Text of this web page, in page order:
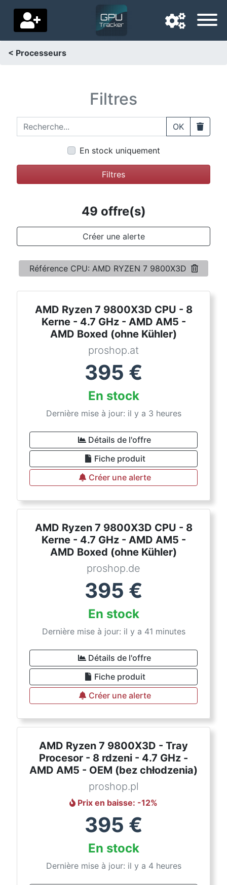
Accueil
Baisses de prix
Paramètres
Soutenez-nous
Conditions
< Processeurs
Filtres
Recherche... OK Clear
En stock uniquement
Filtres
49 offre(s)
Créer une alerte
Référence CPU: AMD RYZEN 7 9800X3D
AMD Ryzen 7 9800X3D CPU - 8
Kerne - 4.7 GHz - AMD AM5 -
AMD Boxed (ohne Kühler)
proshop.at
395 €
En stock
Dernière mise à jour: il y a 3 heures
Détails de l'offre
Fiche produit
Créer une alerte
AMD Ryzen 7 9800X3D CPU - 8
Kerne - 4.7 GHz - AMD AM5 -
AMD Boxed (ohne Kühler)
proshop.de
395 €
En stock
Dernière mise à jour: il y a 41 minutes
Détails de l'offre
Fiche produit
Créer une alerte
AMD Ryzen 7 9800X3D - Tray
Procesor - 8 rdzeni - 4.7 GHz -
AMD AM5 - OEM (bez chłodzenia)
proshop.pl
Prix en baisse: -12%
395 €
En stock
Dernière mise à jour: il y a 4 heures